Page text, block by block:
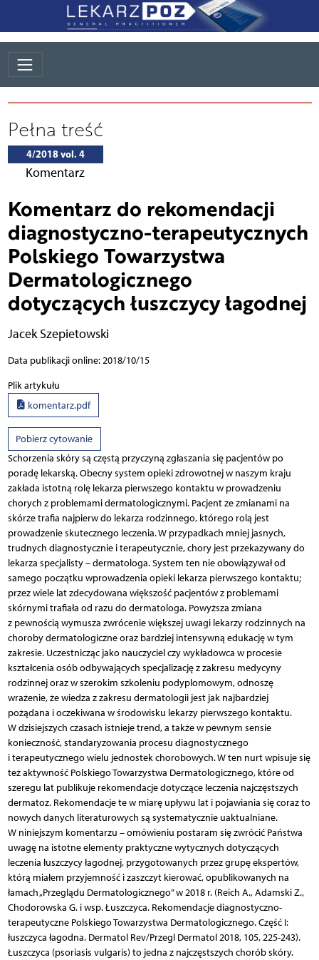
Pełna treść
4/2018 vol. 4
Komentarz
Komentarz do rekomendacji
diagnostyczno-terapeutycznych
Polskiego Towarzystwa
Dermatologicznego
dotyczących łuszczycy łagodnej
Jacek Szepietowski
Data publikacji online: 2018/10/15
Plik artykułu
komentarz.pdf
Pobierz cytowanie
Schorzenia skóry są częstą przyczyną zgłaszania się pacjentów po
poradę lekarską. Obecny system opieki zdrowotnej w naszym kraju
zakłada istotną rolę lekarza pierwszego kontaktu w prowadzeniu
chorych z problemami dermatologicznymi. Pacjent ze zmianami na
skórze trafia najpierw do lekarza rodzinnego, którego rolą jest
prowadzenie skutecznego leczenia. W przypadkach mniej jasnych,
trudnych diagnostycznie i terapeutycznie, chory jest przekazywany do
lekarza specjalisty – dermatologa. System ten nie obowiązywał od
samego początku wprowadzenia opieki lekarza pierwszego kontaktu;
przez wiele lat zdecydowana większość pacjentów z problemami
skórnymi trafiała od razu do dermatologa. Powyższa zmiana
z pewnością wymusza zwrócenie większej uwagi lekarzy rodzinnych na
choroby dermatologiczne oraz bardziej intensywną edukację w tym
zakresie. Uczestnicząc jako nauczyciel czy wykładowca w procesie
kształcenia osób odbywających specjalizację z zakresu medycyny
rodzinnej oraz w szerokim szkoleniu podyplomowym, odnoszę
wrażenie, że wiedza z zakresu dermatologii jest jak najbardziej
pożądana i oczekiwana w środowisku lekarzy pierwszego kontaktu.
W dzisiejszych czasach istnieje trend, a także w pewnym sensie
konieczność, standaryzowania procesu diagnostycznego
i terapeutycznego wielu jednostek chorobowych. W ten nurt wpisuje się
też aktywność Polskiego Towarzystwa Dermatologicznego, które od
szeregu lat publikuje rekomendacje dotyczące leczenia najczęstszych
dermatoz. Rekomendacje te w miarę upływu lat i pojawiania się coraz to
nowych danych literaturowych są systematycznie uaktualniane.
W niniejszym komentarzu – omówieniu postaram się zwrócić Państwa
uwagę na istotne elementy praktyczne wytycznych dotyczących
leczenia łuszczycy łagodnej, przygotowanych przez grupę ekspertów,
którą miałem przyjemność i zaszczyt kierować, opublikowanych na
łamach „Przeglądu Dermatologicznego” w 2018 r. (Reich A., Adamski Z.,
Chodorowska G. i wsp. Łuszczyca. Rekomendacje diagnostyczno-
terapeutyczne Polskiego Towarzystwa Dermatologicznego. Część I:
łuszczyca łagodna. Dermatol Rev/Przegl Dermatol 2018, 105, 225-243).
Łuszczyca (psoriasis vulgaris) to jedna z najczęstszych chorób skóry.